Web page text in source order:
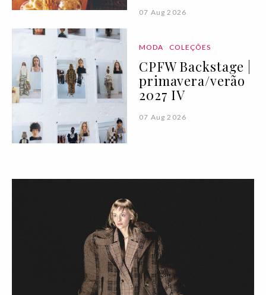
07 Aug 2026
MODA COLEÇÕES
CPFW Backstage |
primavera/verão
2027 IV
07 Aug 2026